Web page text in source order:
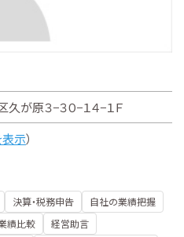
が原３−３０−１４−１Ｆ
示）
決算・税務申告
自社の業績把握
績比較
経営助言